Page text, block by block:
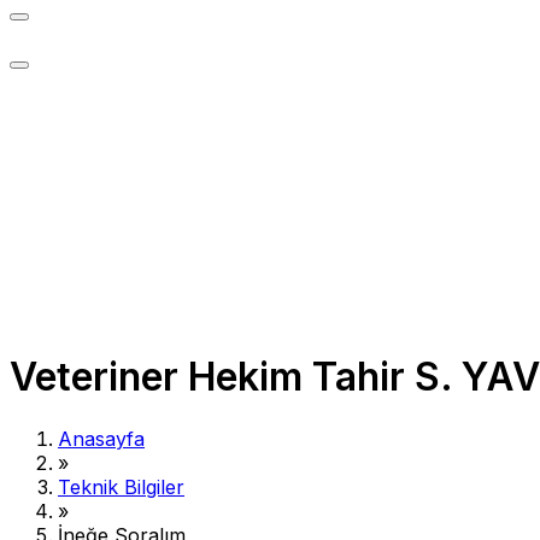
Veteriner Hekim Tahir S.
Anasayfa
»
Teknik Bilgiler
»
İneğe Soralım